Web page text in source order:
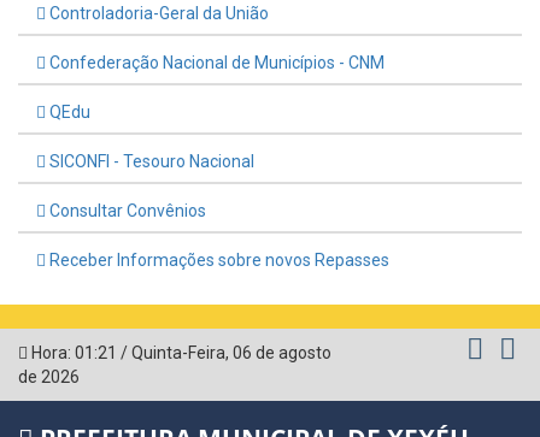
Controladoria-Geral da União
Confederação Nacional de Municípios - CNM
QEdu
SICONFI - Tesouro Nacional
Consultar Convênios
Receber Informações sobre novos Repasses
Hora: 01:21 /Quinta-Feira, 06 de agosto
de 2026